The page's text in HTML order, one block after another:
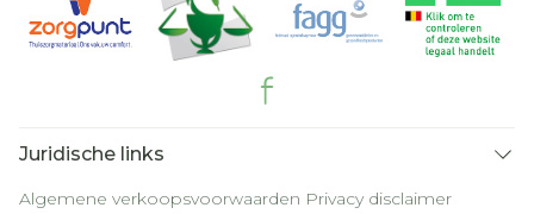
Juridische links
Algemene verkoopsvoorwaarden Privacy disclaimer